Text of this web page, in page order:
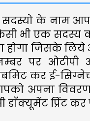
सदस्यो के नाम
भी एक सदस्य
होगा जिसके लिये
पर ओटीपी
कर ई-
अपना
डाॅक्यूमेंट प्रिंट कर